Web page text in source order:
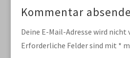
Kommentar
Deine E-Mail-Adresse wird
Erforderliche Felder sind mit *